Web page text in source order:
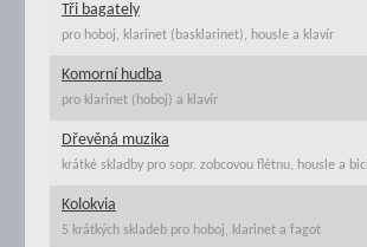
Tři bagately
pro hoboj, klarinet (basklarinet), housle a klavír
Komorní hudba
pro klarinet (hoboj) a klavír
Dřevěná muzika
krátké skladby pro sopr. zobcovou flétnu, housle a
Kolokvia
5 krátkých skladeb pro hoboj, klarinet a fagot